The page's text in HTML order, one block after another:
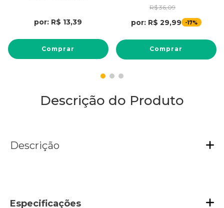
por: R$ 13,39
Comprar
R$ 36,09
por: R$ 29,99 -17%
Comprar
Descrição do Produto
Descrição
Especificações